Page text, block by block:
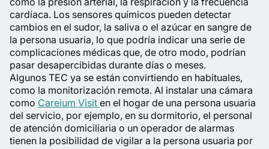
cardíaca. Los sensores químicos pueden detectar
cambios en el sudor, la saliva o el azúcar en sangre de
la persona usuaria, lo que podría indicar una serie de
complicaciones médicas que, de otro modo, podrían
pasar desapercibidas durante días o meses.
Algunos TEC ya se están convirtiendo en habituales,
como la monitorización remota. Al instalar una cámara
como Careium Visit en el hogar de una persona usuaria
del servicio, por ejemplo, en su dormitorio, el personal
de atención domiciliaria o un operador de alarmas
tienen la posibilidad de vigilar a la persona usuaria por